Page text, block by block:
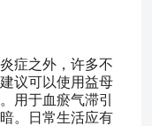
症之外，许多不
议可以使用益母
用于血瘀气滞引
。日常生活应有